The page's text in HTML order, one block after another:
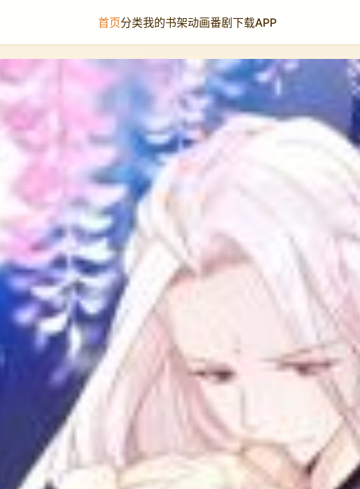
首页分类我的书架动画番剧下载APP